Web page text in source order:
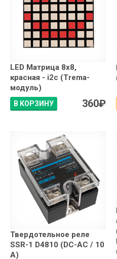
LED Матрица 8x8,
красная - i2c (Trema-
модуль)
В КОРЗИНУ 360₽
Твердотельное реле
SSR-1 D4810 (DC-AC / 10
А)